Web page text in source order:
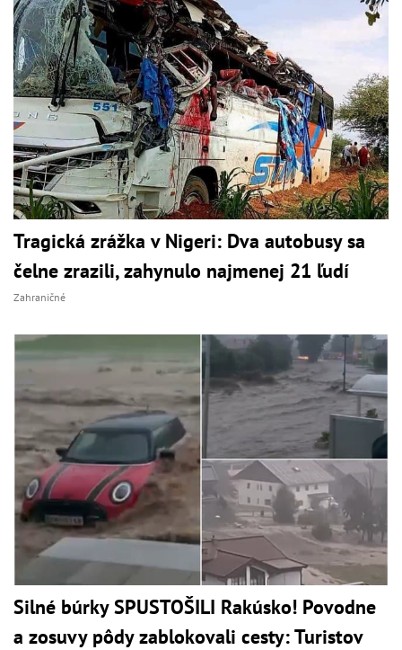
Tragická zrážka v Nigeri: Dva autobusy sa
čelne zrazili, zahynulo najmenej 21 ľudí
Zahraničné
Silné búrky SPUSTOŠILI Rakúsko! Povodne
a zosuvy pôdy zablokovali cesty: Turistov